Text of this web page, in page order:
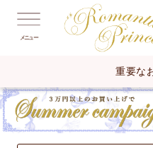
メニュー
重要な